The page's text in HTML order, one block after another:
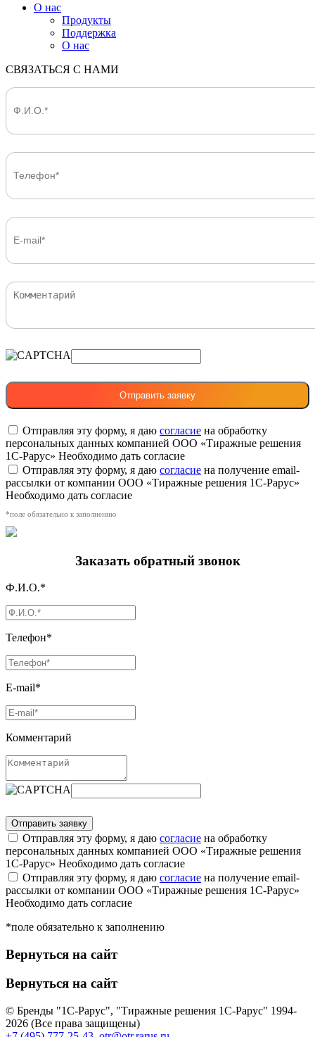
О нас
Продукты
Поддержка
О нас
СВЯЗАТЬСЯ С НАМИ
Отправляя эту форму, я даю согласие на обработку
персональных данных компанией ООО «Тиражные решения
1С-Рарус» Необходимо дать согласие
Отправляя эту форму, я даю согласие на получение email-
рассылки от компании ООО «Тиражные решения 1С-Рарус»
Необходимо дать согласие
*поле обязательно к заполнению
Заказать обратный звонок
Ф.И.О.*
Телефон*
E-mail*
Комментарий
Отправляя эту форму, я даю согласие на обработку
персональных данных компанией ООО «Тиражные решения
1С-Рарус» Необходимо дать согласие
Отправляя эту форму, я даю согласие на получение email-
рассылки от компании ООО «Тиражные решения 1С-Рарус»
Необходимо дать согласие
*поле обязательно к заполнению
Вернуться на сайт
Вернуться на сайт
© Бренды "1С-Рарус", "Тиражные решения 1С-Рарус" 1994-
2026 (Все права защищены)